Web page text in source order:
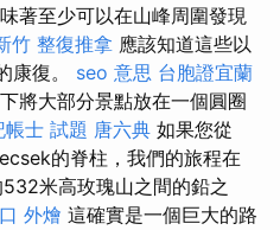
著至少可以在山峰周圍發現
竹 整復推拿 應該知道這些以
康復。 seo 意思 台胞證宜蘭
將大部分景點放在一個圓圈
帳士 試題 唐六典 如果您從
的脊柱，我們的旅程在
米高玫瑰山之間的鉛之
外燴 這確實是一個巨大的路